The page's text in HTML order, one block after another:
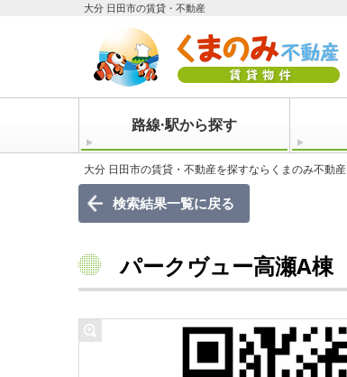
大分 日田市の賃貸・不動産
路線·駅から探す
大分 日田市の賃貸・不動産を探すならくまのみ不動産
検索結果一覧に戻る
パークヴュー高瀬A棟